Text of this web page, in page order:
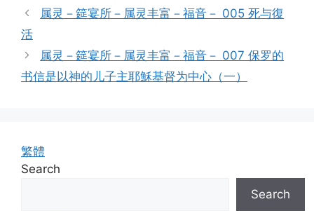
属灵－筵宴所－属灵丰富－福音－ 005 死与復
活
属灵－筵宴所－属灵丰富－福音－ 007 保罗的
书信是以神的儿子主耶穌基督为中心（一）
繁體
Search
Search